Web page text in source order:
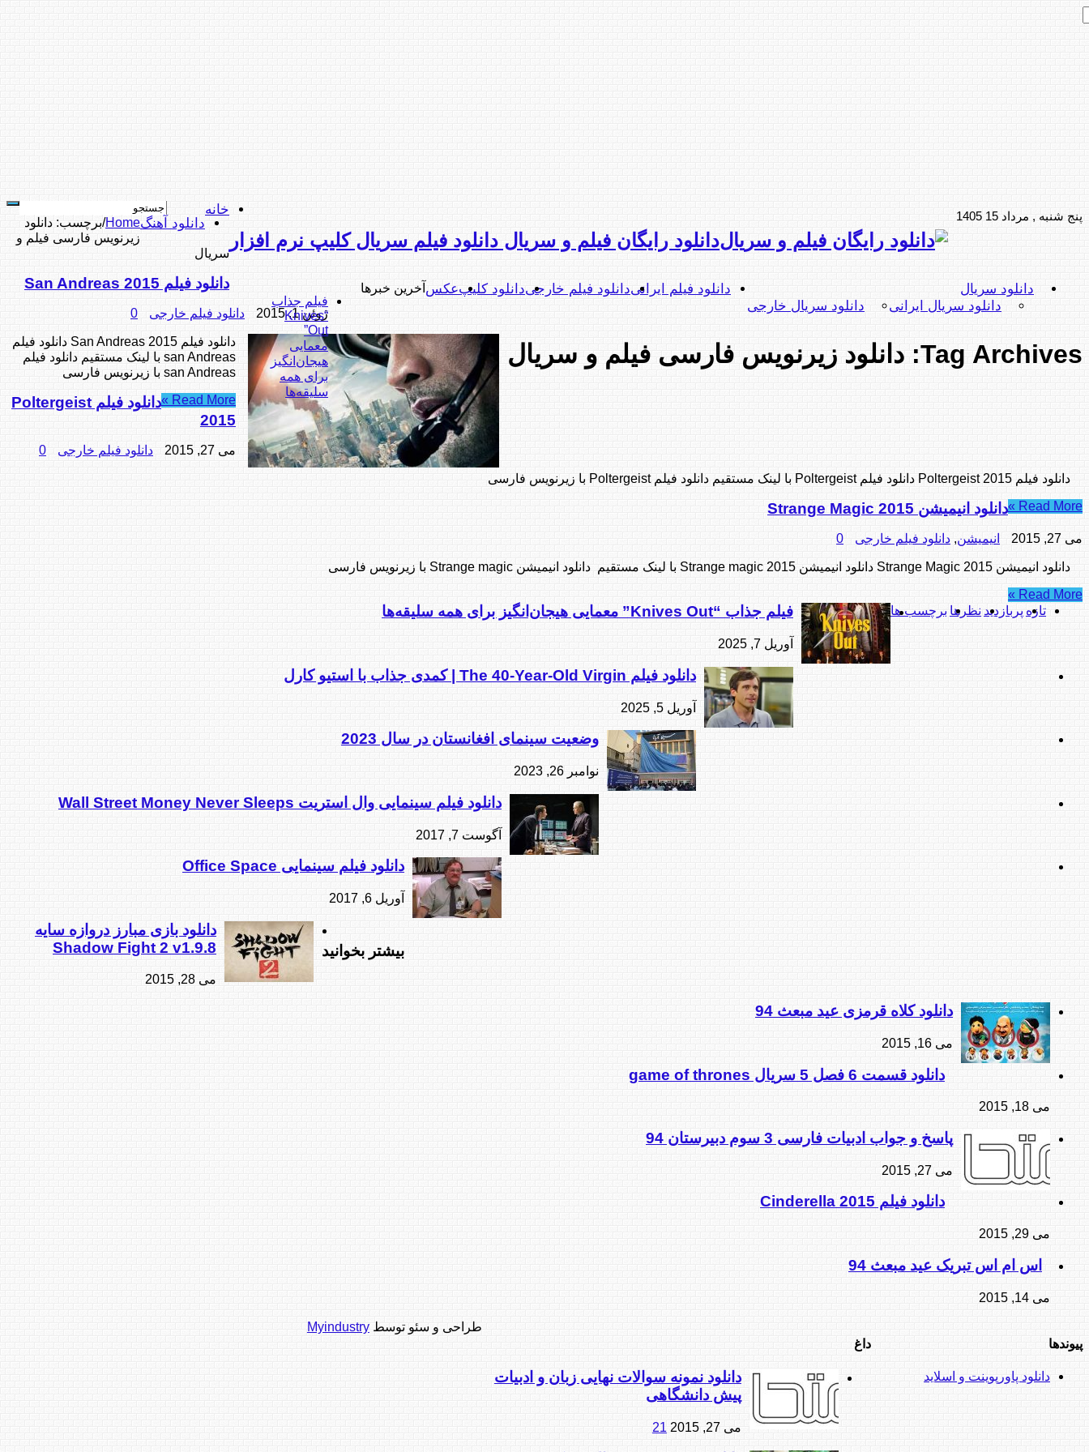
پنج شنبه , مرداد 15 1405
دانلود رایگان فیلم و سریال دانلود فیلم سریال کلیپ نرم افزار
خانه
دانلود آهنگ
دانلود سریال
دانلود سریال ایرانی
دانلود سریال خارجی
دانلود فیلم ایرانیدانلود فیلم خارجیدانلود کلیپعکس آخرین خبرها
فیلم جذاب
“Knives
Out”
معمایی
هیجان‌انگیز
برای همه
سلیقه‌ها
Home
/برچسب: دانلود
زیرنویس فارسی فیلم و
سریال
Tag Archives: دانلود زیرنویس فارسی فیلم و سریال
دانلود فیلم San Andreas 2015
ژوئن 1, 2015 دانلود فیلم خارجی 0
دانلود فیلم San Andreas 2015 دانلود فیلم
san Andreas با لینک مستقیم دانلود فیلم
san Andreas با زیرنویس فارسی
Read More »
دانلود فیلم Poltergeist
2015
می 27, 2015 دانلود فیلم خارجی 0
دانلود فیلم Poltergeist 2015 دانلود فیلم Poltergeist با لینک مستقیم دانلود فیلم Poltergeist با زیرنویس فارسی
Read More »
دانلود انیمیشن Strange Magic 2015
می 27, 2015 انیمیشن, دانلود فیلم خارجی 0
دانلود انیمیشن Strange Magic 2015 دانلود انیمیشن Strange magic 2015 با لینک مستقیم دانلود انیمیشن Strange magic با زیرنویس فارسی
Read More »
تازه پربازدید نظرها برچسب ها فیلم جذاب “Knives Out” معمایی هیجان‌انگیز برای همه سلیقه‌ها
آوریل 7, 2025
دانلود فیلم The 40-Year-Old Virgin | کمدی جذاب با استیو کارل
آوریل 5, 2025
وضعیت سینمای افغانستان در سال 2023
نوامبر 26, 2023
دانلود فیلم سینمایی وال استریت Wall Street Money Never Sleeps
آگوست 7, 2017
دانلود فیلم سینمایی Office Space
آوریل 6, 2017
بیشتر بخوانید
دانلود بازی مبارز دروازه سایه
Shadow Fight 2 v1.9.8
می 28, 2015
دانلود کلاه قرمزی عید مبعث 94
می 16, 2015
دانلود قسمت 6 فصل 5 سریال game of thrones
می 18, 2015
پاسخ و جواب ادبیات فارسی 3 سوم دبیرستان 94
می 27, 2015
دانلود فیلم Cinderella 2015
می 29, 2015
اس ام اس تبریک عید مبعث 94
می 14, 2015
پیوندها
دانلود پاورپوینت و اسلاید
داغ
دانلود نمونه سوالات نهایی زبان و ادبیات
پیش دانشگاهی
می 27, 2015 21
طراحی و سئو توسطMyindustry